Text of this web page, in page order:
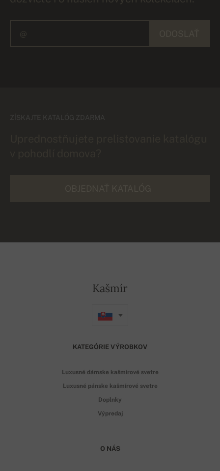
ZÍSKAJTE KATALÓG ZDARMA
Kašmír
KATEGÓRIE VÝROBKOV
Luxusné dámske kašmírové svetre
Luxusné pánske kašmírové svetre
Doplnky
Výpredaj
O NÁS